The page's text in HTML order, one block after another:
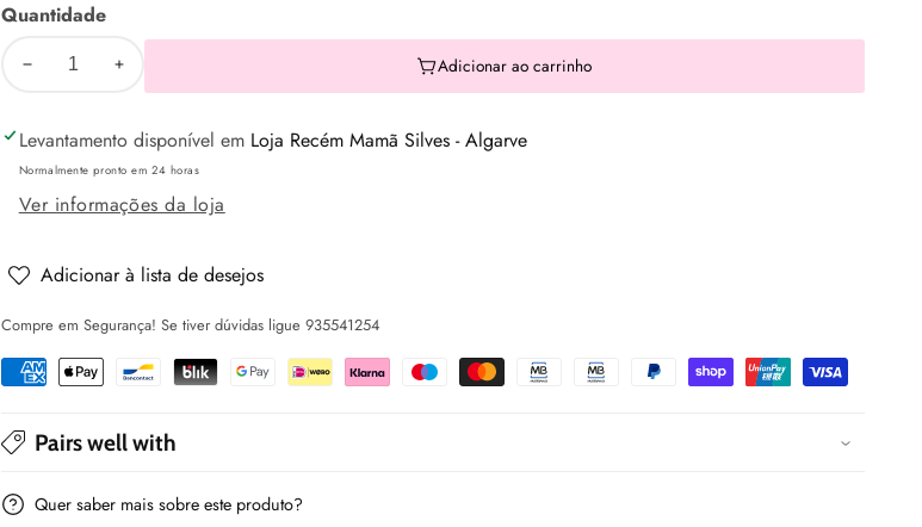
Quantidade
Diminuir
quantidade
de
Sistema
Maxibaby
(I
size
)
Silver
quantidade
de
Sistema
Maxibaby
(I
Silver
Adicionar ao carrinho
Levantamento disponível em Loja Recém Mamã Silves - Algarve
Normalmente pronto em 24 horas
Ver informações da loja
Adicionar à lista de desejos
Compre em Segurança! Se tiver dúvidas ligue 935541254
Pairs well with
Quer saber mais sobre este produto?